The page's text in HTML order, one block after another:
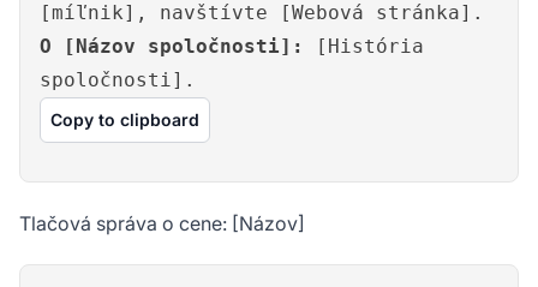
[míľnik], navštívte [Webová stránka].
O [Názov spoločnosti]:
[História
spoločnosti].
Copy to clipboard
Tlačová správa o cene: [Názov]